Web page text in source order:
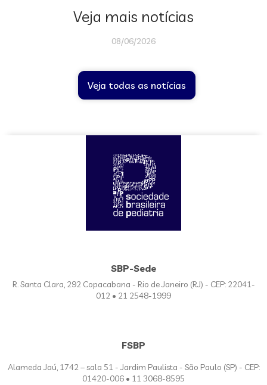
Veja mais notícias
08/06/2026
Veja todas as notícias
SBP-Sede
R. Santa Clara, 292 Copacabana - Rio de Janeiro (RJ) - CEP: 22041-
012 • 21 2548-1999
FSBP
Alameda Jaú, 1742 – sala 51 - Jardim Paulista - São Paulo (SP) - CEP:
01420-006 • 11 3068-8595